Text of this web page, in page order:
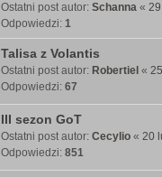
Ostatni post autor: Schanna «
Odpowiedzi: 1
Talisa z Volantis
Ostatni post autor: Robertiel «
Odpowiedzi: 67
III sezon GoT
Ostatni post autor: Cecylio « 20
Odpowiedzi: 851